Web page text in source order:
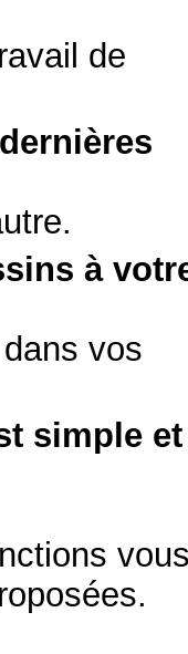
de
à
vos
simple et